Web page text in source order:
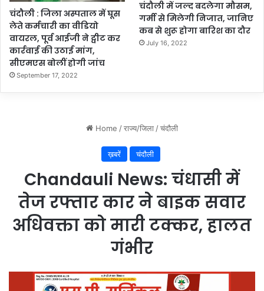
चंदौली : जिला अस्पताल में घूस
लेते कर्मचारी का वीडियो
वायरल, पूर्व आईजी ने ट्वीट कर
कार्रवाई की उठाई मांग,
सीएमएस बोलीं होगी जांच
September 17, 2022
चंदौली में जल्द बदलेगा मौसम,
गर्मी से मिलेगी निजात, जानिए
कब से शुरू होगा बारिश का दौर
July 16, 2022